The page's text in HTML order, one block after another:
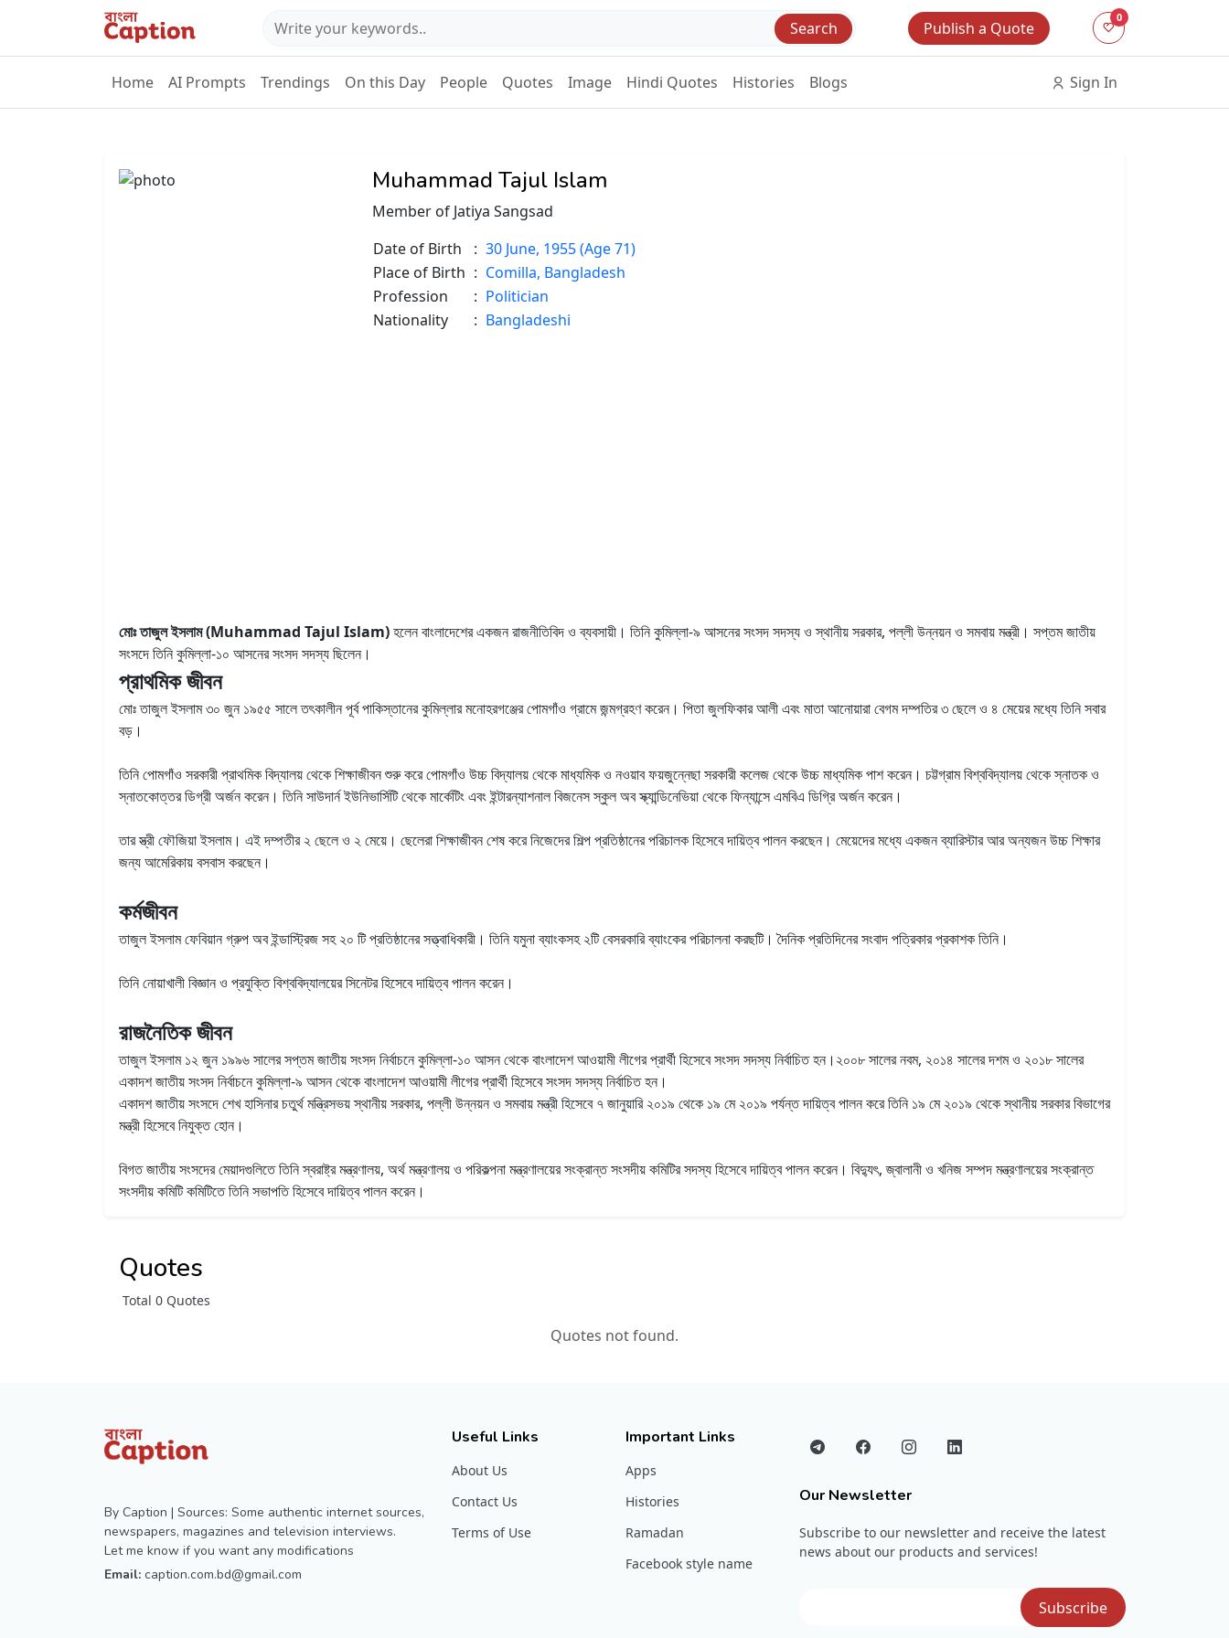
Search Publish a Quote
0
Home AI Prompts Trendings On this Day People Quotes Image Hindi Quotes Histories Blogs Sign In
Muhammad Tajul Islam
Member of Jatiya Sangsad
Date of Birth
: 30 June, 1955 (Age 71)
Place of Birth : Comilla, Bangladesh
Profession
: Politician
Nationality
: Bangladeshi
মোঃ তাজুল ইসলাম (Muhammad Tajul Islam)হলেন বাংলাদেশের একজন রাজনীতিবিদ ও ব্যবসায়ী। তিনি কুমিল্লা-৯ আসনের সংসদ সদস্য ও স্থানীয় সরকার, পল্লী উন্নয়ন ও সমবায় মন্ত্রী। সপ্তম জাতীয়
সংসদে তিনি কুমিল্লা-১০ আসনের সংসদ সদস্য ছিলেন।
প্রাথমিক জীবন
মোঃ তাজুল ইসলাম ৩০ জুন ১৯৫৫ সালে তৎকালীন পূর্ব পাকিস্তানের কুমিল্লার মনোহরগঞ্জের পোমগাঁও গ্রামে জন্মগ্রহণ করেন। পিতা জুলফিকার আলী এবং মাতা আনোয়ারা বেগম দম্পতির ৩ ছেলে ও ৪ মেয়ের মধ্যে তিনি সবার
বড়।
তিনি পোমগাঁও সরকারী প্রাথমিক বিদ্যালয় থেকে শিক্ষাজীবন শুরু করে পোমগাঁও উচ্চ বিদ্যালয় থেকে মাধ্যমিক ও নওয়াব ফয়জুন্নেছা সরকারী কলেজ থেকে উচ্চ মাধ্যমিক পাশ করেন। চট্টগ্রাম বিশ্ববিদ্যালয় থেকে স্নাতক ও
স্নাতকোত্তর ডিগ্রী অর্জন করেন। তিনি সাউদার্ন ইউনিভার্সিটি থেকে মার্কেটিং এবং ইন্টারন্যাশনাল বিজনেস স্কুল অব স্ক্যান্ডিনেভিয়া থেকে ফিন্যান্সে এমবিএ ডিগ্রি অর্জন করেন।
তার স্ত্রী ফৌজিয়া ইসলাম। এই দম্পতীর ২ ছেলে ও ২ মেয়ে। ছেলেরা শিক্ষাজীবন শেষ করে নিজেদের শিল্প প্রতিষ্ঠানের পরিচালক হিসেবে দায়িত্ব পালন করছেন। মেয়েদের মধ্যে একজন ব্যারিস্টার আর অন্যজন উচ্চ শিক্ষার
জন্য আমেরিকায় বসবাস করছেন।
কর্মজীবন
তাজুল ইসলাম ফেবিয়ান গ্রুপ অব ইন্ডাস্ট্রিজ সহ ২০ টি প্রতিষ্ঠানের সত্ত্বাধিকারী। তিনি যমুনা ব্যাংকসহ ২টি বেসরকারি ব্যাংকের পরিচালনা করছটি। দৈনিক প্রতিদিনের সংবাদ পত্রিকার প্রকাশক তিনি।
তিনি নোয়াখালী বিজ্ঞান ও প্রযুক্তি বিশ্ববিদ্যালয়ের সিনেটর হিসেবে দায়িত্ব পালন করেন।
রাজনৈতিক জীবন
তাজুল ইসলাম ১২ জুন ১৯৯৬ সালের সপ্তম জাতীয় সংসদ নির্বাচনে কুমিল্লা-১০ আসন থেকে বাংলাদেশ আওয়ামী লীগের প্রার্থী হিসেবে সংসদ সদস্য নির্বাচিত হন।২০০৮ সালের নবম, ২০১৪ সালের দশম ও ২০১৮ সালের
একাদশ জাতীয় সংসদ নির্বাচনে কুমিল্লা-৯ আসন থেকে বাংলাদেশ আওয়ামী লীগের প্রার্থী হিসেবে সংসদ সদস্য নির্বাচিত হন।
একাদশ জাতীয় সংসদে শেখ হাসিনার চতুর্থ মন্ত্রিসভয় স্থানীয় সরকার, পল্লী উন্নয়ন ও সমবায় মন্ত্রী হিসেবে ৭ জানুয়ারি ২০১৯ থেকে ১৯ মে ২০১৯ পর্যন্ত দায়িত্ব পালন করে তিনি ১৯ মে ২০১৯ থেকে স্থানীয় সরকার বিভাগের
মন্ত্রী হিসেবে নিযুক্ত হোন।
বিগত জাতীয় সংসদের মেয়াদগুলিতে তিনি স্বরাষ্ট্র মন্ত্রণালয়, অর্থ মন্ত্রণালয় ও পরিকল্পনা মন্ত্রণালয়ের সংক্রান্ত সংসদীয় কমিটির সদস্য হিসেবে দায়িত্ব পালন করেন। বিদ্যুৎ, জ্বালানী ও খনিজ সম্পদ মন্ত্রণালয়ের সংক্রান্ত
সংসদীয় কমিটি কমিটিতে তিনি সভাপতি হিসেবে দায়িত্ব পালন করেন।
Quotes
Total 0 Quotes
Quotes not found.
By Caption | Sources: Some authentic internet sources,
newspapers, magazines and television interviews.
Let me know if you want any modifications
Email: caption.com.bd@gmail.com
Useful Links
About Us
Contact Us
Terms of Use
Important Links
Apps
Histories
Ramadan
Facebook style name
Our Newsletter
Subscribe to our newsletter and receive the latest
news about our products and services!